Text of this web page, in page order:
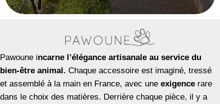
Pawoune incarne l’élégance artisanale au service du
bien-être animal. Chaque accessoire est imaginé, tressé
et assemblé à la main en France, avec une exigence rare
dans le choix des matières. Derrière chaque pièce, il y a